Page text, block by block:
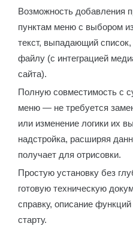
Возможность добавления
пунктам меню с выбором
текст, выпадающий
файлу (с интеграцией
сайта).
Полную совместимость с
меню — не требуется
или изменение логики их
надстройка, расширяя
получает для отрисовки.
Простую установку без
готовую техническую
справку, описание
старту.